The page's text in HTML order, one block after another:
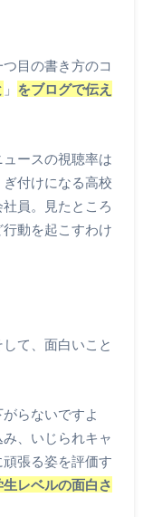
目の書き方のコ
」 をブログで伝え
ースの視聴率は
付けになる高校
員。見たところ
動を起こすわけ
て、面白いこと
らないですよ
、いじられキャ
張る姿を評価す
レベルの面白さ